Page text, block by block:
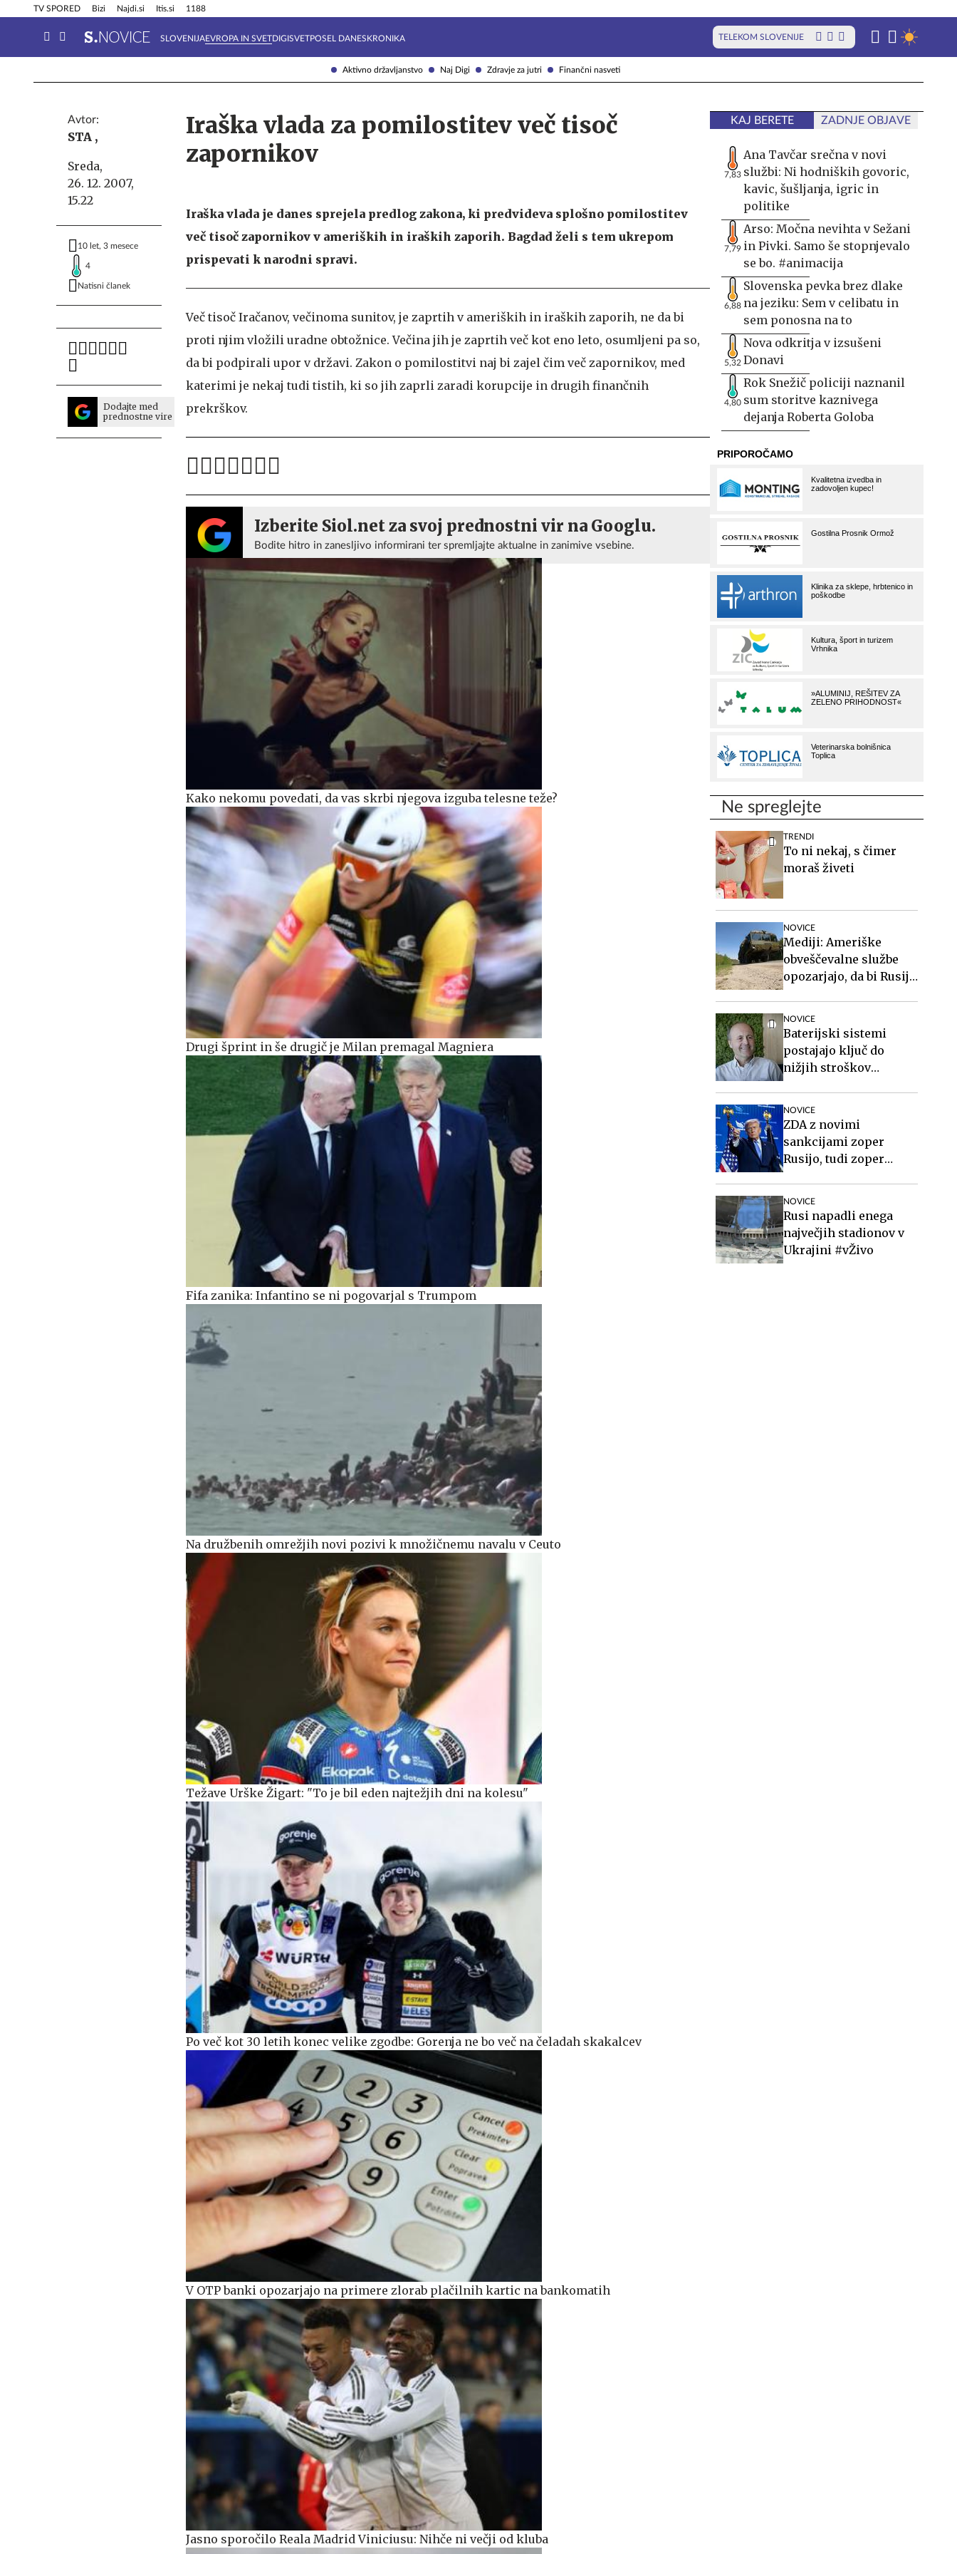
Aktivno državljanstvo Naj Digi Zdravje za jutri Finančni nasveti
TV SPORED Bizi Najdi.si Itis.si 1188
SLOVENIJAEVROPA IN SVETDIGISVETPOSEL DANESKRONIKA TELEKOM SLOVENIJE
Info in obvestila Tehnik
Avtor:
STA ,
Sreda,
26. 12. 2007,
15.22
10 let, 3 mesece
4
Natisni članek
Dodajte med
prednostne vire
Iraška vlada za pomilostitev več tisoč
zapornikov
Iraška vlada je danes sprejela predlog zakona, ki predvideva splošno pomilostitev
več tisoč zapornikov v ameriških in iraških zaporih. Bagdad želi s tem ukrepom
prispevati k narodni spravi.
Več tisoč Iračanov, večinoma sunitov, je zaprtih v ameriških in iraških zaporih, ne da bi
proti njim vložili uradne obtožnice. Večina jih je zaprtih več kot eno leto, osumljeni pa so,
da bi podpirali upor v državi. Zakon o pomilostitvi naj bi zajel čim več zapornikov, med
katerimi je nekaj tudi tistih, ki so jih zaprli zaradi korupcije in drugih finančnih
prekrškov.
Izberite Siol.net za svoj prednostni vir na Googlu.
Bodite hitro in zanesljivo informirani ter spremljajte aktualne in zanimive vsebine.
Kako nekomu povedati, da vas skrbi njegova izguba telesne teže?
Drugi šprint in še drugič je Milan premagal Magniera
Fifa zanika: Infantino se ni pogovarjal s Trumpom
Na družbenih omrežjih novi pozivi k množičnemu navalu v Ceuto
Težave Urške Žigart: "To je bil eden najtežjih dni na kolesu"
Po več kot 30 letih konec velike zgodbe: Gorenja ne bo več na čeladah skakalcev
V OTP banki opozarjajo na primere zlorab plačilnih kartic na bankomatih
Jasno sporočilo Reala Madrid Viniciusu: Nihče ni večji od kluba
KAJ BERETE ZADNJE OBJAVE
7,83
Ana Tavčar srečna v novi
službi: Ni hodniških govoric,
kavic, šušljanja, igric in
politike
7,79
Arso: Močna nevihta v Sežani
in Pivki. Samo še stopnjevalo
se bo. #animacija
6,88
Slovenska pevka brez dlake
na jeziku: Sem v celibatu in
sem ponosna na to
5,32
Nova odkritja v izsušeni
Donavi
4,80
Rok Snežič policiji naznanil
sum storitve kaznivega
dejanja Roberta Goloba
Ne spreglejte
TRENDI
To ni nekaj, s čimer
moraš živeti
NOVICE
Mediji: Ameriške
obveščevalne službe
opozarjajo, da bi Rusija
NOVICE
Baterijski sistemi
postajajo ključ do
nižjih stroškov
NOVICE
ZDA z novimi
sankcijami zoper
Rusijo, tudi zoper
NOVICE
Rusi napadli enega
največjih stadionov v
Ukrajini #vŽivo